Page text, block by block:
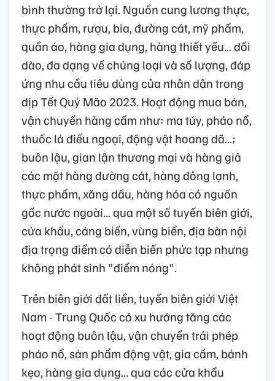
bình thường trở lại. Nguồn cung lương thực,
thực phẩm, rượu, bia, đường cát, mỹ phẩm,
quần áo, hàng gia dụng, hàng thiết yếu… dồi
dào, đa dạng về chủng loại và số lượng, đáp
ứng nhu cầu tiêu dùng của nhân dân trong
dịp Tết Quý Mão 2023. Hoạt động mua bán,
vận chuyển hàng cấm như: ma túy, pháo nổ,
thuốc lá điếu ngoại, động vật hoang dã...;
buôn lậu, gian lận thương mại và hàng giả
các mặt hàng đường cát, hàng đông lạnh,
thực phẩm, xăng dầu, hàng hóa có nguồn
gốc nước ngoài... qua một số tuyến biên giới,
cửa khẩu, cảng biển, vùng biển, địa bàn nội
địa trọng điểm có diễn biến phức tạp nhưng
không phát sinh "điểm nóng".
Trên biên giới đất liền, tuyến biên giới Việt
Nam - Trung Quốc có xu hướng tăng các
hoạt động buôn lậu, vận chuyển trái phép
pháo nổ, sản phẩm động vật, gia cầm, bánh
kẹo, hàng gia dụng... qua các cửa khẩu